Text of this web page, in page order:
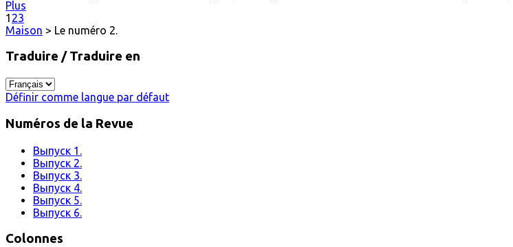
Plus
1 23
Maison > Le numéro 2.
Traduire / Traduire en
Définir comme langue par défaut
Numéros de la Revue
Выпуск 1.
Выпуск 2.
Выпуск 3.
Выпуск 4.
Выпуск 5.
Выпуск 6.
Colonnes